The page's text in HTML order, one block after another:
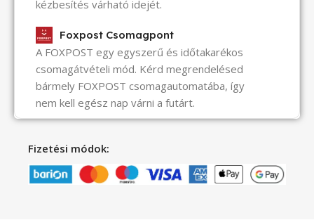
kézbesítés várható idejét.
Foxpost Csomagpont
A FOXPOST egy egyszerű és időtakarékos
csomagátvételi mód. Kérd megrendelésed
bármely FOXPOST csomagautomatába, így
nem kell egész nap várni a futárt.
Fizetési módok: